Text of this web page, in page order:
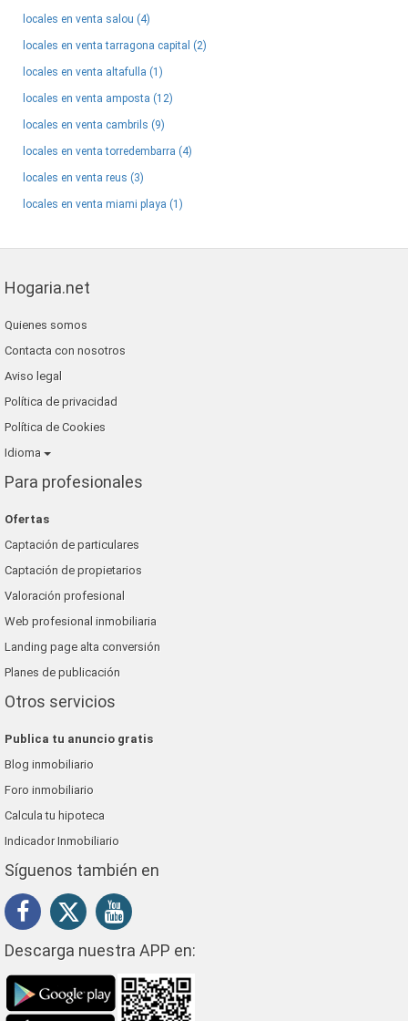
locales en venta salou (4)
locales en venta tarragona capital (2)
locales en venta altafulla (1)
locales en venta amposta (12)
locales en venta cambrils (9)
locales en venta torredembarra (4)
locales en venta reus (3)
locales en venta miami playa (1)
Hogaria.net
Quienes somos
Contacta con nosotros
Aviso legal
Política de privacidad
Política de Cookies
Idioma
Para profesionales
Ofertas
Captación de particulares
Captación de propietarios
Valoración profesional
Web profesional inmobiliaria
Landing page alta conversión
Planes de publicación
Otros servicios
Publica tu anuncio gratis
Blog inmobiliario
Foro inmobiliario
Calcula tu hipoteca
Indicador Inmobiliario
Síguenos también en
Descarga nuestra APP en: